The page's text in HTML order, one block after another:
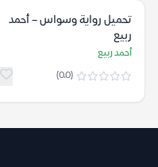
تحميل رواية وسواس – أحمد
ربيع
أحمد ربيع
(0.0)